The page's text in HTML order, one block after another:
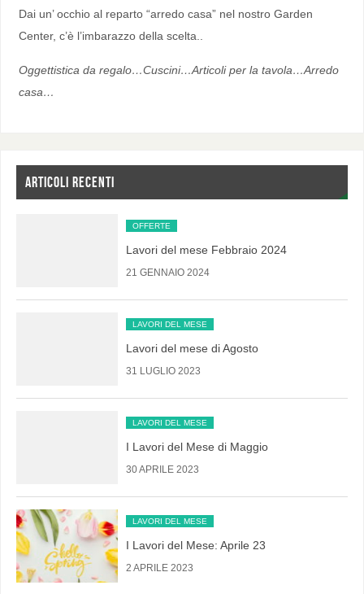
Dai un’ occhio al reparto “arredo casa” nel nostro Garden
Center, c’è l’imbarazzo della scelta..
Oggettistica da regalo…Cuscini…Articoli per la tavola…Arredo
casa…
ARTICOLI RECENTI
OFFERTE
Lavori del mese Febbraio 2024
21 GENNAIO 2024
LAVORI DEL MESE
Lavori del mese di Agosto
31 LUGLIO 2023
LAVORI DEL MESE
I Lavori del Mese di Maggio
30 APRILE 2023
LAVORI DEL MESE
I Lavori del Mese: Aprile 23
2 APRILE 2023